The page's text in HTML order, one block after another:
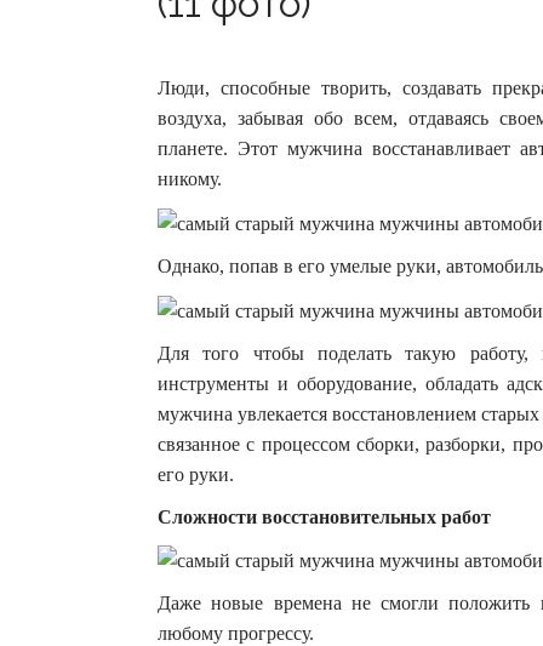
Люди, способные творить, создавать
воздуха, забывая обо всем, отдаваясь
планете. Этот мужчина восстанавливает
никому.
Однако, попав в его умелые руки,
Для того чтобы поделать такую работу,
инструменты и оборудование, обладать
мужчина увлекается восстановлением
связанное с процессом сборки, разборки,
его руки.
Сложности восстановительных работ
Даже новые времена не смогли положить
любому прогрессу.